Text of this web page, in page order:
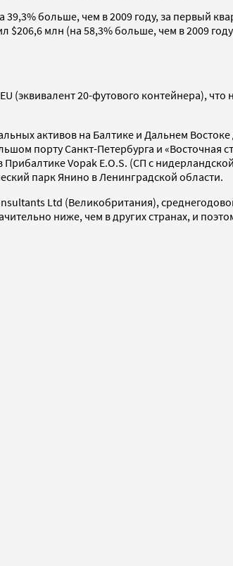
больше, чем в 2009 году, за первый
$206,6 млн (на 58,3% больше, чем в 2009
20-футового контейнера), что
активов на Балтике и Дальнем
порту Санкт-Петербурга и
Vopak E.O.S. (СП с
парк Янино в Ленинградской области.
Ltd (Великобритания),
ниже, чем в других странах, и